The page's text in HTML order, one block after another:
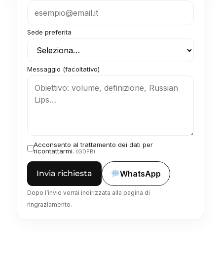
Sede preferita
Messaggio (facoltativo)
Acconsento al trattamento dei dati per
ricontattarmi. (GDPR)
Invia richiesta WhatsApp
Dopo l’invio verrai indirizzata alla pagina di
ringraziamento.